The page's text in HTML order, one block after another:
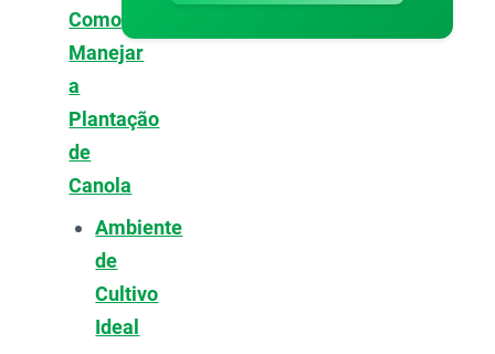
Como
Manejar
a
Plantação
de
Canola
Ambiente
de
Cultivo
Ideal